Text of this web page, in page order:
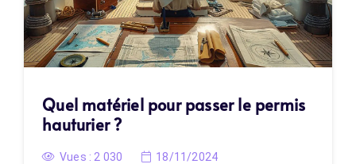
Quel matériel pour passer le permis
hauturier ?
Vues : 2 030 18/11/2024